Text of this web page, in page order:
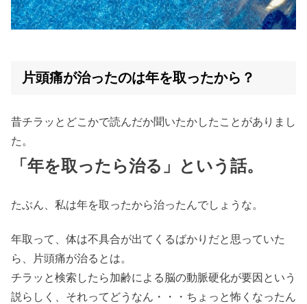
片頭痛が治ったのは年を取ったから？
昔チラッとどこかで読んだか聞いたかしたことがありまし
た。
「年を取ったら治る」という話。
たぶん、私は年を取ったから治ったんでしょうな。
年取って、体は不具合が出てくるばかりだと思っていた
ら、片頭痛が治るとは。
チラッと検索したら加齢による脳の動脈硬化が要因という
説らしく、それってどうなん・・・ちょっと怖くなったん